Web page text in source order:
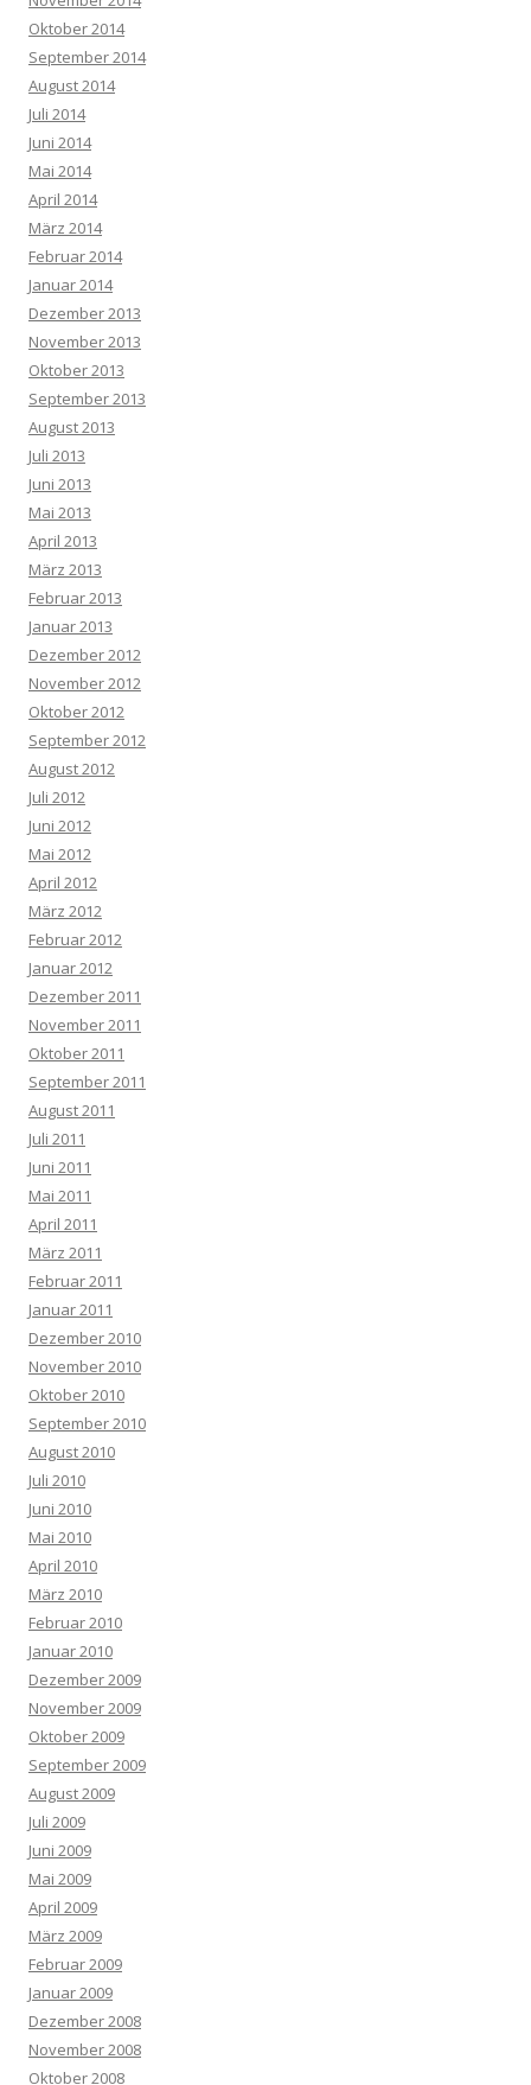
Oktober 2014
September 2014
August 2014
Juli 2014
Juni 2014
Mai 2014
April 2014
März 2014
Februar 2014
Januar 2014
Dezember 2013
November 2013
Oktober 2013
September 2013
August 2013
Juli 2013
Juni 2013
Mai 2013
April 2013
März 2013
Februar 2013
Januar 2013
Dezember 2012
November 2012
Oktober 2012
September 2012
August 2012
Juli 2012
Juni 2012
Mai 2012
April 2012
März 2012
Februar 2012
Januar 2012
Dezember 2011
November 2011
Oktober 2011
September 2011
August 2011
Juli 2011
Juni 2011
Mai 2011
April 2011
März 2011
Februar 2011
Januar 2011
Dezember 2010
November 2010
Oktober 2010
September 2010
August 2010
Juli 2010
Juni 2010
Mai 2010
April 2010
März 2010
Februar 2010
Januar 2010
Dezember 2009
November 2009
Oktober 2009
September 2009
August 2009
Juli 2009
Juni 2009
Mai 2009
April 2009
März 2009
Februar 2009
Januar 2009
Dezember 2008
November 2008
Oktober 2008